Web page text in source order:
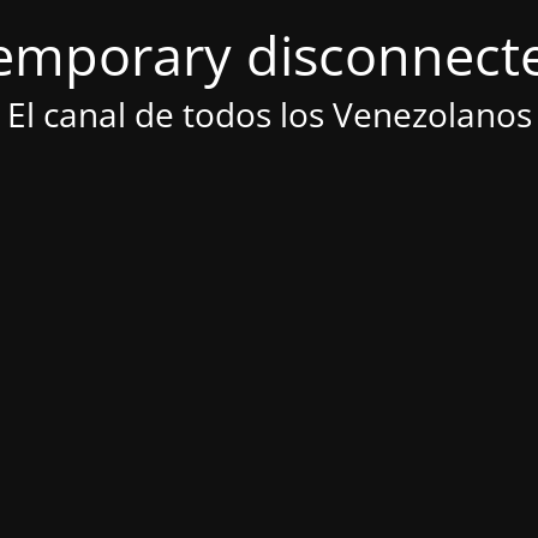
El canal de todos los Venezolanos